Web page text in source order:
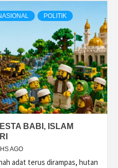
POLITIK
BABI, ISLAM
AGO
adat terus dirampas, hutan